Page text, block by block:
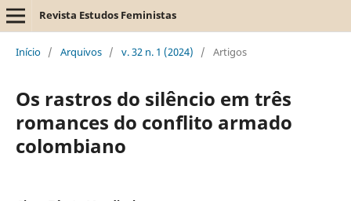
Revista Estudos Feministas
Início / Arquivos / v. 32 n. 1 (2024) / Artigos
Os rastros do silêncio em três
romances do conflito armado
colombiano